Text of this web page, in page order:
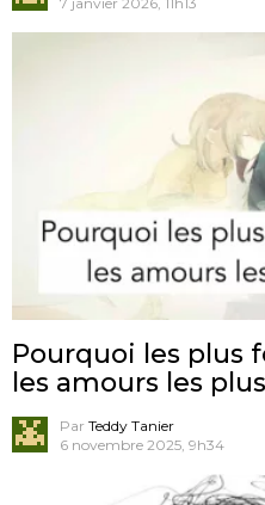
Pourquoi les plus
les amours les
Par Teddy Tanier
6 novembre 2025, 9h34